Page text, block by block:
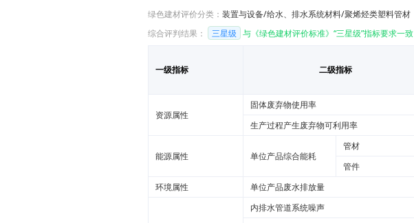
绿色建材评价分类： 装置与设备/给水、排水系统材料/聚烯烃类塑料管材
综合评判结果：
三星级 与《绿色建材评价标准》“三星级”指标要求一致
一级指标 二级指标
资源属性
固体废弃物使用率
生产过程产生废弃物可利用率
能源属性 单位产品综合能耗
管材
管件
环境属性
单位产品废水排放量
内排水管道系统噪声